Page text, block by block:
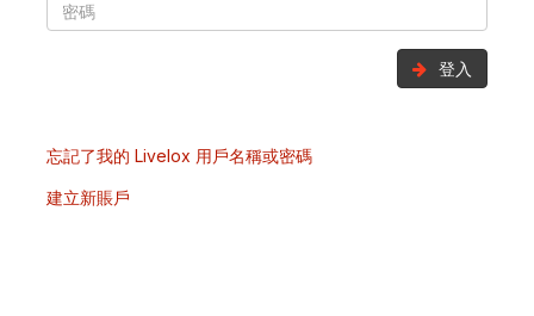
登入
忘記了我的 Livelox 用戶名稱或密碼
建立新賬戶